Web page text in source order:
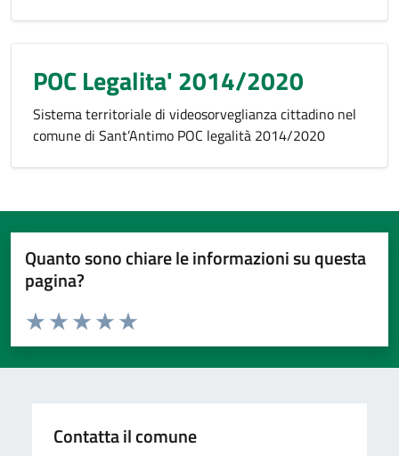
POC Legalita' 2014/2020
Sistema territoriale di videosorveglianza cittadino nel
comune di Sant’Antimo POC legalità 2014/2020
Quanto sono chiare le informazioni su questa
pagina?
Valuta da 1 a 5 stelle la pagina
Valuta 5 stelle su 5
Valuta 4 stelle su 5
Valuta 3 stelle su 5
Valuta 2 stelle su 5
Valuta 1 stelle su 5
Contatta il comune